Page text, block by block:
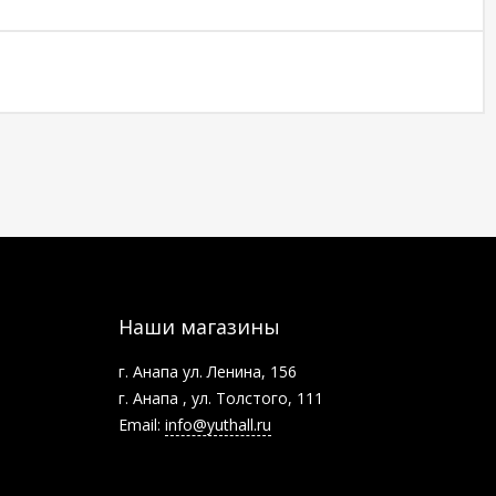
Наши магазины
г. Анапа ул. Ленина, 156
г. Анапа , ул. Толстого, 111
Email: info@yuthall.ru